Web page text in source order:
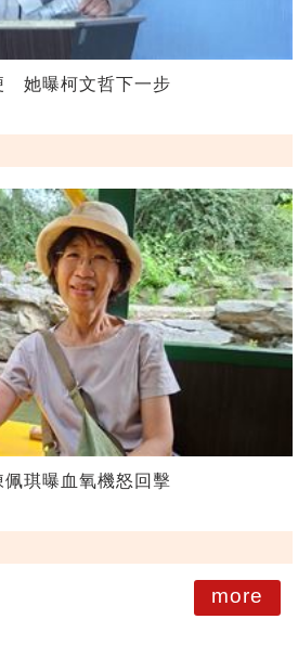
她曝柯文哲下一步
琪曝血氧機怒回擊
more